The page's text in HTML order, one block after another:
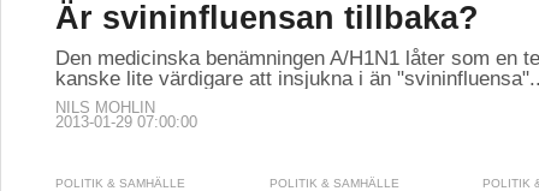
Är svininfluensan tillbaka?
Den medicinska benämningen A/H1N1 låter som en
kanske lite värdigare att insjukna i än
NILS MOHLIN
2013-01-29 07:00:00
POLITIK & SAMHÄLLE POLITIK & SAMHÄLLE POLITIK